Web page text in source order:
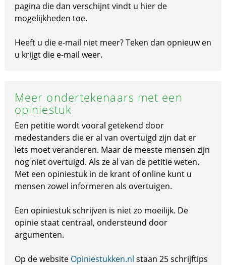
pagina die dan verschijnt vindt u hier de
mogelijkheden toe.
Heeft u die e-mail niet meer? Teken dan opnieuw en
u krijgt die e-mail weer.
Meer ondertekenaars met een
opiniestuk
Een petitie wordt vooral getekend door
medestanders die er al van overtuigd zijn dat er
iets moet veranderen. Maar de meeste mensen zijn
nog niet overtuigd. Als ze al van de petitie weten.
Met een opiniestuk in de krant of online kunt u
mensen zowel informeren als overtuigen.
Een opiniestuk schrijven is niet zo moeilijk. De
opinie staat centraal, ondersteund door
argumenten.
Op de website Opiniestukken.nl staan 25 schrijftips